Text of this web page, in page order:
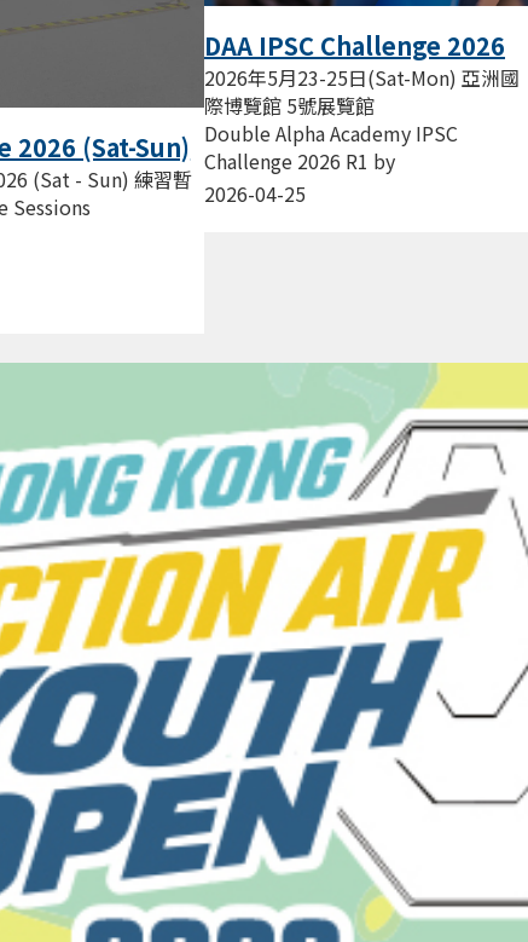
2026 (Sat-Sun)
Practice
(Sat - Sun) 練習暫
Sessions
DAA IPSC Challenge 2026
R1 by HKSHOOTERS
2026-04-25
2026年5月23-25日(Sat-Mon) 亞洲國
際博覽館 5號展覽館
Double Alpha Academy IPSC
Challenge 2026 R1 by
HKSHOOTERS HKSHOOTERS 香港